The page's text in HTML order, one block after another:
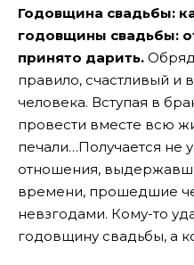
Годовщина свадьбы:
годовщины свадьбы:
принято дарить.
правило, счастливый
человека. Вступая в
провести вместе всю
печали…Получается не
отношения,
времени, прошедшие
невзгодами. Кому-то
годовщину свадьбы, а